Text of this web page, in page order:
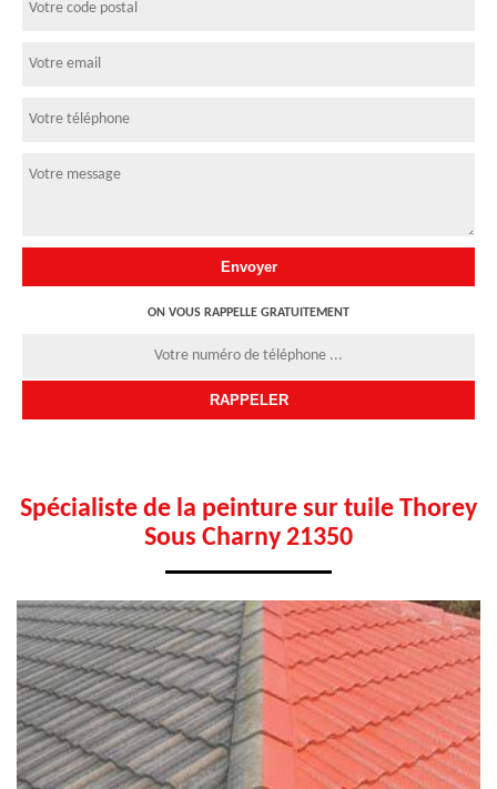
ON VOUS RAPPELLE GRATUITEMENT
Spécialiste de la peinture sur tuile Thorey
Sous Charny 21350